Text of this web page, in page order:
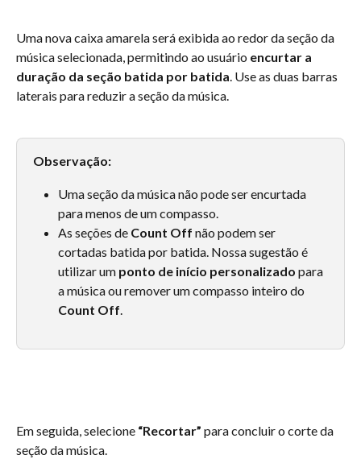
Uma nova caixa amarela será exibida ao redor da seção da
música selecionada, permitindo ao usuário encurtar a
duração da seção batida por batida. Use as duas barras
laterais para reduzir a seção da música.
Observação:
Uma seção da música não pode ser encurtada
para menos de um compasso.
As seções de Count Off não podem ser
cortadas batida por batida. Nossa sugestão é
utilizar um ponto de início personalizado para
a música ou remover um compasso inteiro do
Count Off.
Em seguida, selecione “Recortar” para concluir o corte da
seção da música.